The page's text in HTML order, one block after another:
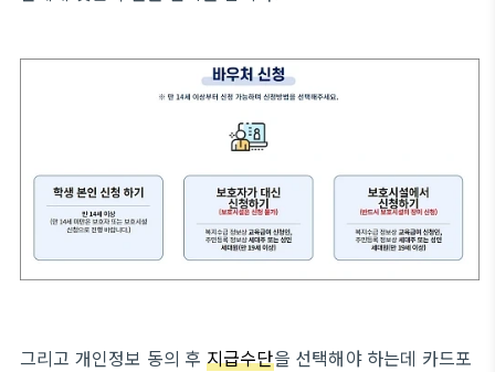
그리고 개인정보 동의 후 지급수단을 선택해야 하는데 카드포